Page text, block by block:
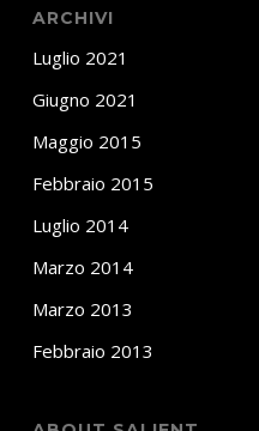
ARCHIVI
Luglio 2021
Giugno 2021
Maggio 2015
Febbraio 2015
Luglio 2014
Marzo 2014
Marzo 2013
Febbraio 2013